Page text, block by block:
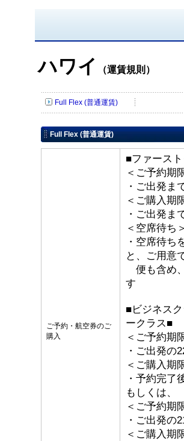
ハワイ （運賃規則）
Full Flex (普通運賃)
Full Flex (普通運賃)
ご予約・航空券のご
購入
■ファース
＜ご予約期
・ご出発ま
＜ご購入期
・ご出発ま
＜空席待ち
・空席待ち
と、ご用意
便も含め
す
■ビジネス
ークラス■
＜ご予約期
・ご出発の
＜ご購入期
・予約完了
もしくは、
＜ご予約期
・ご出発の
＜ご購入期